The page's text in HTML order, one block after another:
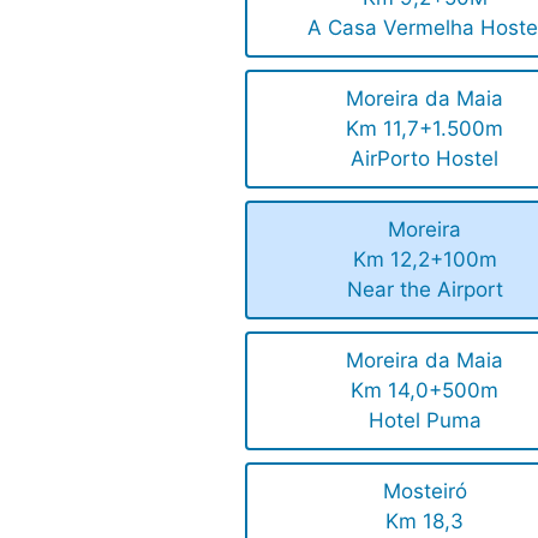
A Casa Vermelha
Moreira da Maia
Km 11,7+1.500m
AirPorto Hostel
Moreira
Km 12,2+100m
Near the Airport
Moreira da Maia
Km 14,0+500m
Hotel Puma
Mosteiró
Km 18,3